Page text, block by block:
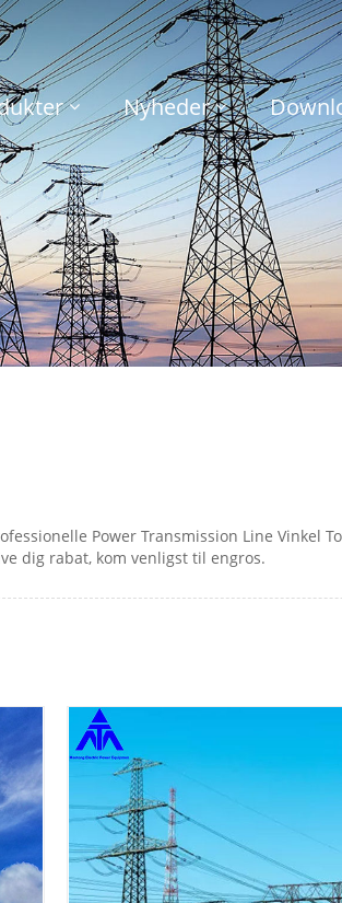
Nyheder
Power Transmission Line Vinkel
dig rabat, kom venligst til engros.